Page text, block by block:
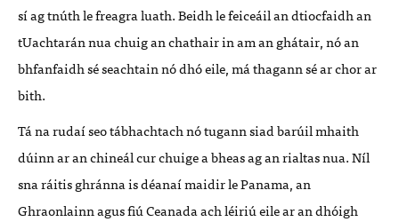
sí ag tnúth le freagra luath. Beidh le feiceáil an dtiocfaidh an
tUachtarán nua chuig an chathair in am an ghátair, nó an
bhfanfaidh sé seachtain nó dhó eile, má thagann sé ar chor ar
bith.
Tá na rudaí seo tábhachtach nó tugann siad barúil mhaith
dúinn ar an chineál cur chuige a bheas ag an rialtas nua. Níl
sna ráitis ghránna is déanaí maidir le Panama, an
Ghraonlainn agus fiú Ceanada ach léiriú eile ar an dhóigh